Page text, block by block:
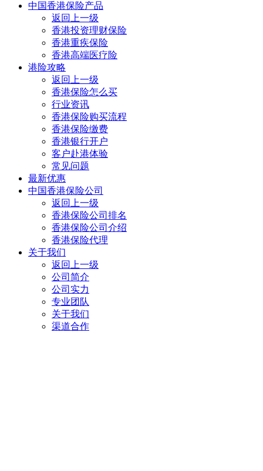
中国香港保险产品
返回上一级
香港投资理财保险
香港重疾保险
香港高端医疗险
港险攻略
返回上一级
香港保险怎么买
行业资讯
香港保险购买流程
香港保险缴费
香港银行开户
客户赴港体验
常见问题
最新优惠
中国香港保险公司
返回上一级
香港保险公司排名
香港保险公司介绍
香港保险代理
关于我们
返回上一级
公司简介
公司实力
专业团队
关于我们
渠道合作